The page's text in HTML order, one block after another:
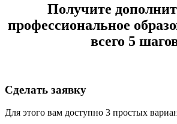
Получите
профессиональное
всего 5
Сделать заявку
Для этого вам доступно 3 простых